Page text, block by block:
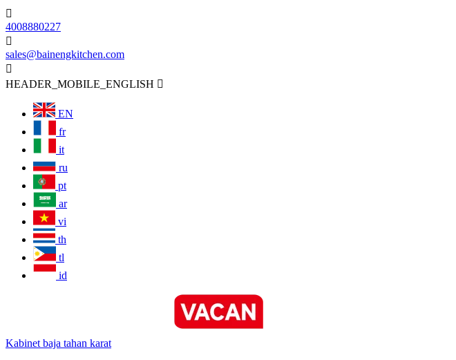

4008880227

sales@bainengkitchen.com

HEADER_MOBILE_ENGLISH 
EN
fr
it
ru
pt
ar
vi
th
tl
id
Kabinet baja tahan karat